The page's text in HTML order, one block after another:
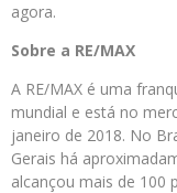
agora.
Sobre a RE/MAX
A RE/MAX é uma
mundial e está no
janeiro de 2018. No
Gerais há
alcançou mais de 100